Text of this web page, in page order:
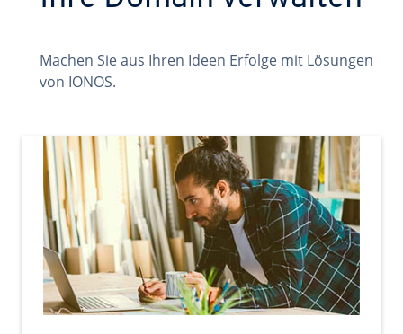
Machen Sie aus Ihren Ideen Erfolge mit Lösungen
von IONOS.